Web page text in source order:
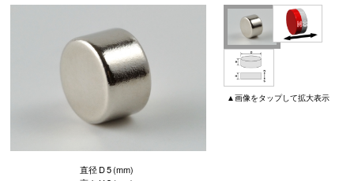
▲画像をタップして拡大表示
直径D5(mm)